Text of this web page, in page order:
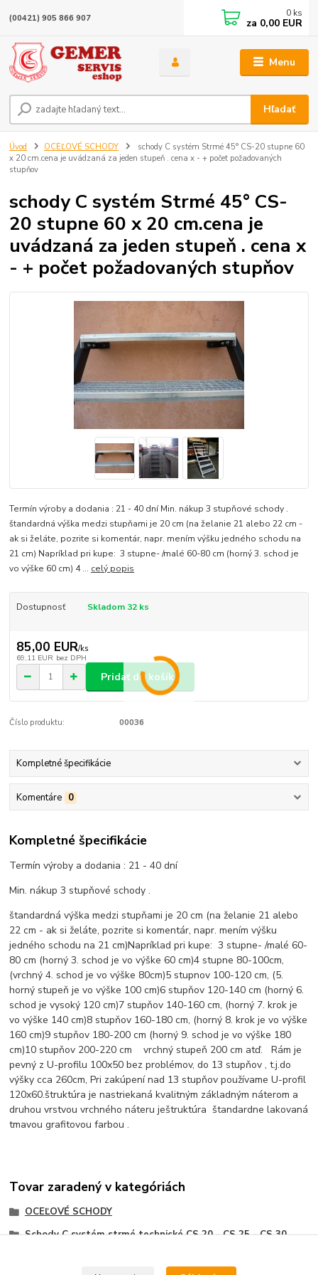
Menu
Hľadať
(00421) 905 866 907 0 ks
za 0,00 EUR
Úvod OCEĽOVÉ SCHODY
schody C systém Strmé 45° CS-20 stupne 60
x 20 cm.cena je uvádzaná za jeden stupeň . cena x - + počet požadovaných
stupňov
schody C systém Strmé 45° CS-
20 stupne 60 x 20 cm.cena je
uvádzaná za jeden stupeň . cena x
- + počet požadovaných stupňov
Termín výroby a dodania : 21 - 40 dní Min. nákup 3 stupňové schody .
štandardná výška medzi stupňami je 20 cm (na želanie 21 alebo 22 cm -
ak si želáte, pozrite si komentár, napr. mením výšku jedného schodu na
21 cm) Napríklad pri kupe: 3 stupne- /malé 60-80 cm (horný 3. schod je
vo výške 60 cm) 4 ... celý popis
Dostupnosť Skladom 32 ks
85,00 EUR/ks
69,11 EUR bez DPH
Pridať do košíka
Číslo produktu: 00036
Kompletné špecifikácie
Komentáre 0
Kompletné špecifikácie
Termín výroby a dodania : 21 - 40 dní
Min. nákup 3 stupňové schody .
štandardná výška medzi stupňami je 20 cm (na želanie 21 alebo
22 cm - ak si želáte, pozrite si komentár, napr. mením výšku
jedného schodu na 21 cm)Napríklad pri kupe: 3 stupne- /malé 60-
80 cm (horný 3. schod je vo výške 60 cm)4 stupne 80-100cm,
(vrchný 4. schod je vo výške 80cm)5 stupnov 100-120 cm, (5.
horný stupeň je vo výške 100 cm)6 stupňov 120-140 cm (horný 6.
schod je vysoký 120 cm)7 stupňov 140-160 cm, (horný 7. krok je
vo výške 140 cm)8 stupňov 160-180 cm, (horný 8. krok je vo výške
160 cm)9 stupňov 180-200 cm (horný 9. schod je vo výške 180
cm)10 stupňov 200-220 cmvrchný stupeň 200 cm atď.
Rám je
pevný z U-profilu 100x50 bez problémov, do 13 stupňov , t.j.do
výšky cca 260cm, Pri zakúpení nad 13 stupňov používame U-profil
120x60.štruktúra je nastriekaná kvalitným základným náterom a
druhou vrstvou vrchného náteru ještruktúra štandardne lakovaná
tmavou grafitovou farbou .
Tovar zaradený v kategóriách
OCEĽOVÉ SCHODY
Schody C systém strmé technické CS 20 - CS 25 - CS 30